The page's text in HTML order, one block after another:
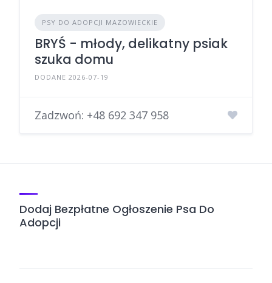
PSY DO ADOPCJI MAZOWIECKIE
BRYŚ - młody, delikatny psiak
szuka domu
DODANE 2026-07-19
Zadzwoń: +48 692 347 958
Dodaj Bezpłatne Ogłoszenie Psa Do
Adopcji